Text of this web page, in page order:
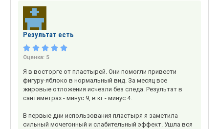
Результат есть
Оценка: 5
Я в восторге от пластырей. Они помогли привести
фигуру-яблоко в нормальный вид. За месяц все
жировые отложения исчезли без следа. Результат в
сантиметрах - минус 9, в кг - минус 4.
В первые дни использования пластыря я заметила
сильный мочегонный и слабительный эффект. Ушла вся